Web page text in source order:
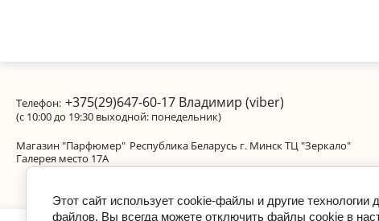
Телефон: +375(29)647-60-17 Владимир (viber)
(с 10:00 до 19:30 выходной: понедельник)
Магазин "Парфюмер" Республика Беларусь г. Минск ТЦ "Зеркало"
Галерея место 17А
Этот сайт использует cookie-файлы и другие
файлов. Вы всегда можете отключить файлы cookie в